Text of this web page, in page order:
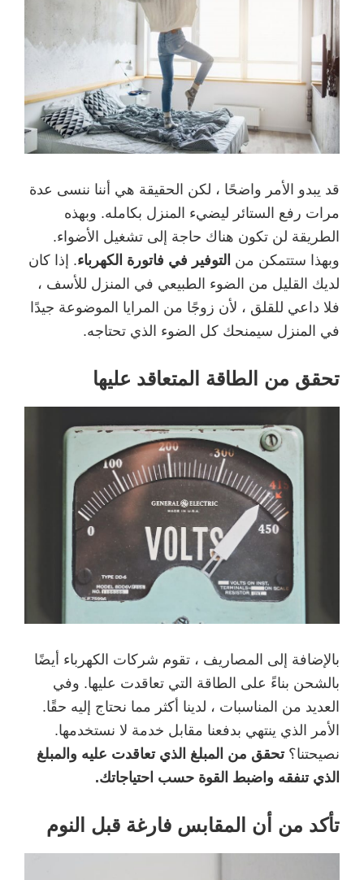
قد يبدو الأمر واضحًا ، لكن الحقيقة هي أننا ننسى عدة
مرات رفع الستائر ليضيء المنزل بكامله. وبهذه
الطريقة لن تكون هناك حاجة إلى تشغيل الأضواء.
وبهذا ستتمكن من التوفير في فاتورة الكهرباء. إذا كان
لديك القليل من الضوء الطبيعي في المنزل للأسف ،
فلا داعي للقلق ، لأن زوجًا من المرايا الموضوعة جيدًا
في المنزل سيمنحك كل الضوء الذي تحتاجه.
تحقق من الطاقة المتعاقد عليها
بالإضافة إلى المصاريف ، تقوم شركات الكهرباء أيضًا
بالشحن بناءً على الطاقة التي تعاقدت عليها. وفي
العديد من المناسبات ، لدينا أكثر مما نحتاج إليه حقًا.
الأمر الذي ينتهي بدفعنا مقابل خدمة لا نستخدمها.
نصيحتنا؟تحقق من المبلغ الذي تعاقدت عليه والمبلغ
الذي تنفقه واضبط القوة حسب احتياجاتك.
تأكد من أن المقابس فارغة قبل النوم